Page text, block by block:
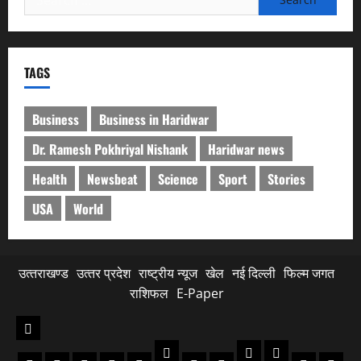
for:
TAGS
Business
Business in Haridwar
Dr. Ramesh Pokhriyal Nishank
Haridwar news
Health
Newsbeat Science Sport
Stories
USA
World
उत्‍तराखण्‍ड उत्‍तर प्रदेश राष्ट्रीय न्यूज खेल नई दिल्ली फिल्‍म जगत
राशिफल E-Paper
उत्‍तराखण्‍ड
नैनीताल
गढ़वालटिहरी